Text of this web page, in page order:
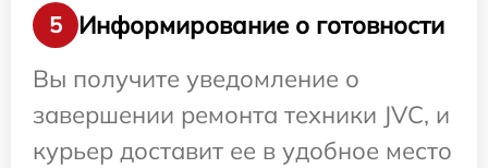
5
Информирование о готовности
Вы получите уведомление о
завершении ремонта техники JVC, и
курьер доставит ее в удобное место